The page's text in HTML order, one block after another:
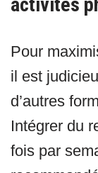
Pour
il est
d’autres
Intégrer du
fois par